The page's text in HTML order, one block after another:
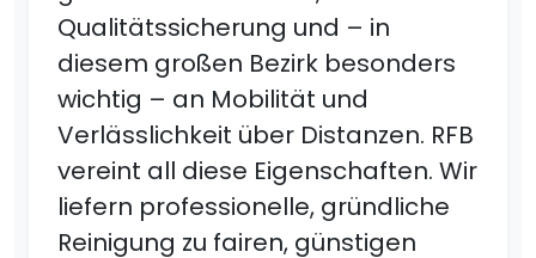
Qualitätssicherung und – in
diesem großen Bezirk besonders
wichtig – an Mobilität und
Verlässlichkeit über Distanzen. RFB
vereint all diese Eigenschaften. Wir
liefern professionelle, gründliche
Reinigung zu fairen, günstigen